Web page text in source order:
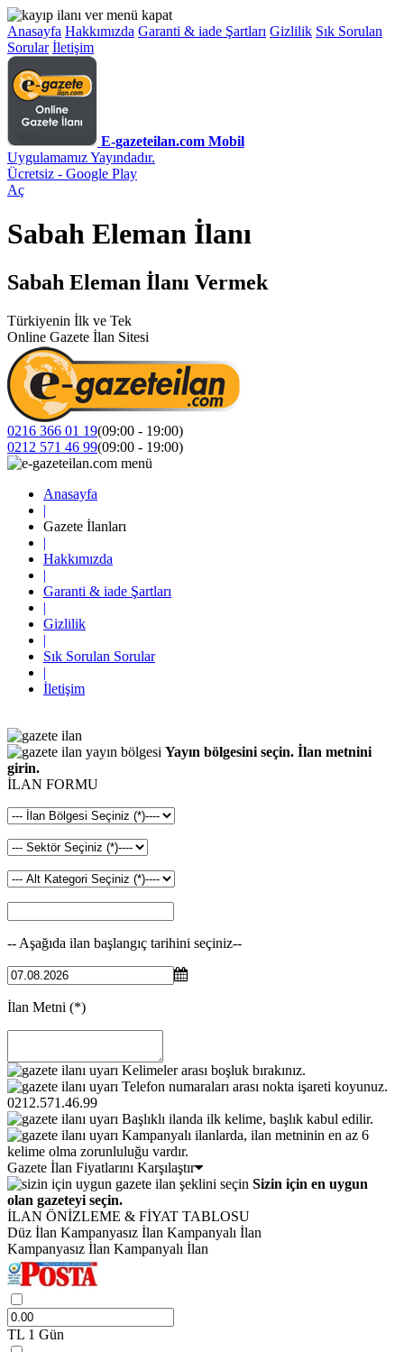
Anasayfa Hakkımızda Garanti & iade Şartları Gizlilik Sık Sorulan
Sorular İletişim
E-gazeteilan.com Mobil
Uygulamamız Yayındadır.
Ücretsiz - Google Play
Aç
Sabah Eleman İlanı
Sabah Eleman İlanı Vermek
Türkiyenin İlk ve Tek
Online Gazete İlan Sitesi
0216 366 01 19(09:00 - 19:00)
0212 571 46 99(09:00 - 19:00)
Anasayfa
|
Gazete İlanları
|
Hakkımızda
|
Garanti & iade Şartları
|
Gizlilik
|
Sık Sorulan Sorular
|
İletişim
Yayın bölgesini seçin. İlan metnini
girin.
İLAN FORMU
-- Aşağıda ilan başlangıç tarihini seçiniz--
İlan Metni (*)
Kelimeler arası boşluk bırakınız.
Telefon numaraları arası nokta işareti koyunuz.
0212.571.46.99
Başlıklı ilanda ilk kelime, başlık kabul edilir.
Kampanyalı ilanlarda, ilan metninin en az 6
kelime olma zorunluluğu vardır.
Gazete İlan Fiyatlarını Karşılaştır
Sizin için en uygun
olan gazeteyi seçin.
İLAN ÖNİZLEME & FİYAT TABLOSU
Düz İlan Kampanyasız İlan Kampanyalı İlan
Kampanyasız İlan Kampanyalı İlan
TL 1 Gün